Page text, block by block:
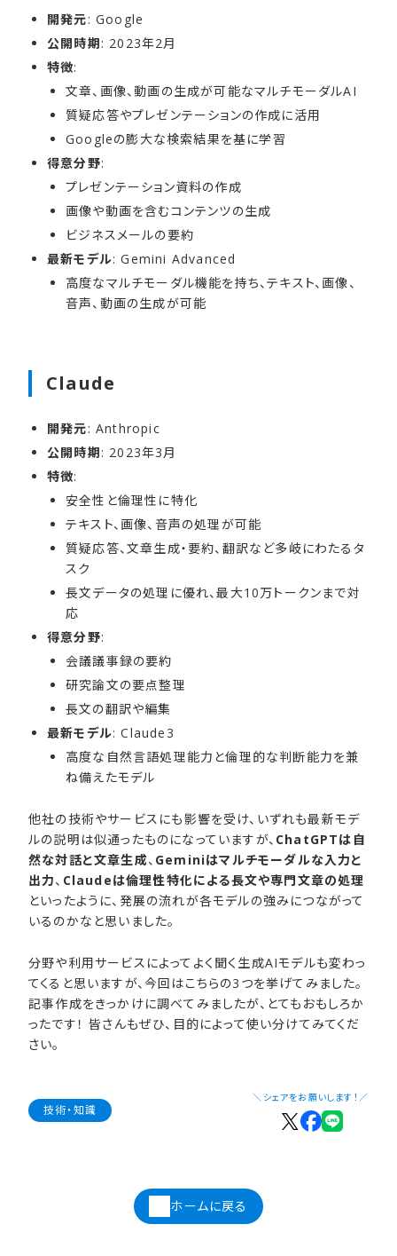
開発元: Google
公開時期: 2023年2月
特徴:
文章、画像、動画の生成が可能なマルチモーダルAI
質疑応答やプレゼンテーションの作成に活用
Googleの膨大な検索結果を基に学習
得意分野:
プレゼンテーション資料の作成
画像や動画を含むコンテンツの生成
ビジネスメールの要約
最新モデル: Gemini Advanced
高度なマルチモーダル機能を持ち、テキスト、画像、
音声、動画の生成が可能
Claude
開発元: Anthropic
公開時期: 2023年3月
特徴:
安全性と倫理性に特化
テキスト、画像、音声の処理が可能
質疑応答、文章生成・要約、翻訳など多岐にわたるタ
スク
長文データの処理に優れ、最大10万トークンまで対
応
得意分野:
会議議事録の要約
研究論文の要点整理
長文の翻訳や編集
最新モデル: Claude3
高度な自然言語処理能力と倫理的な判断能力を兼
ね備えたモデル
他社の技術やサービスにも影響を受け、いずれも最新モデ
ルの説明は似通ったものになっていますが、 ChatGPTは自
然な対話と文章生成、 Geminiはマルチモーダルな入力と
出力、 Claudeは倫理性特化による長文や専門文章の処理
といったように、発展の流れが各モデルの強みにつながって
いるのかなと思いました。
分野や利用サービスによってよく聞く生成AIモデルも変わっ
てくると思いますが、今回はこちらの3つを挙げてみました。
記事作成をきっかけに調べてみましたが、とてもおもしろか
ったです！ 皆さんもぜひ、目的によって使い分けてみてくだ
さい。
技術・知識
＼シェアをお願いします！／
ホームに戻る